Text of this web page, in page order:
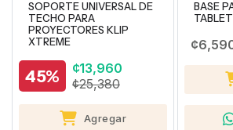
SOPORTE UNIVERSAL DE
TECHO PARA
PROYECTORES KLIP
XTREME
45%
¢13,960
¢25,380
Agregar
BASE
TABLET